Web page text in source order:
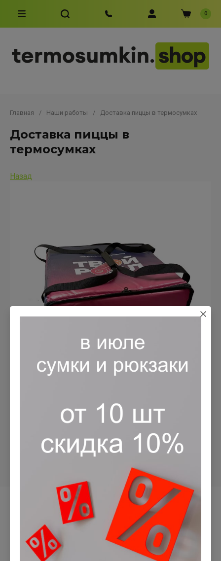
0
Главная / Наши работы / Доставка пиццы в термосумках
Доставка пиццы в
термосумках
Назад